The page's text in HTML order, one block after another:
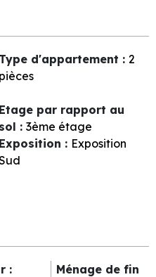
Type d'appartement : 2
pièces
Etage par rapport au
sol : 3ème étage
Exposition : Exposition
:
Ménage de fin